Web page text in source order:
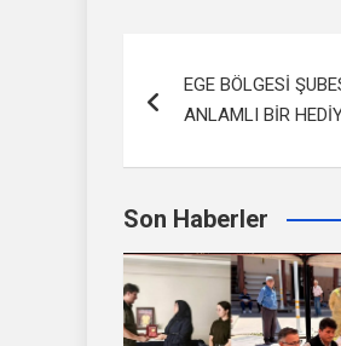
dolaşımı
EGE BÖLGESİ
ANLAMLI BİR
Son Haberler